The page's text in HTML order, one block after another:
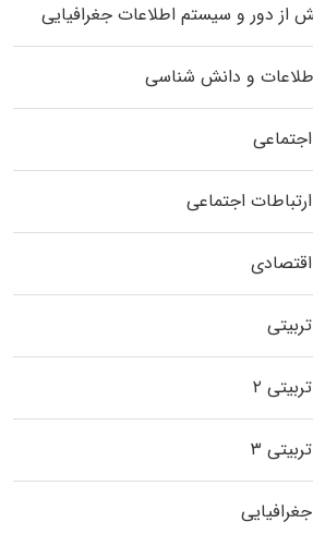
از دور و سیستم اطلاعات جغرافیایی
و دانش شناسی
اجتماعی
۲
۳